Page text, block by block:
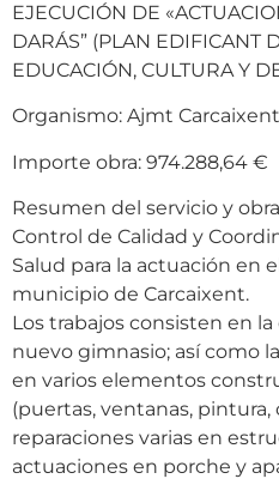
EJECUCIÓN DE
DARÁS” (PLAN EDIFICANT
EDUCACIÓN, CULTURA Y
Organismo: Ajmt Carcaixent
Importe obra: 974.288,64 €
Resumen del servicio y
Control de Calidad y
Salud para la actuación en
municipio de Carcaixent.
Los trabajos consisten en
nuevo gimnasio; así como
en varios elementos
(puertas, ventanas, pintura,
reparaciones varias en
actuaciones en porche y